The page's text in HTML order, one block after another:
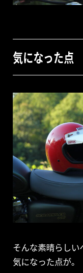
気になった点
そんな素晴らし
気になった点が。